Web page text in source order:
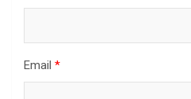
Email *